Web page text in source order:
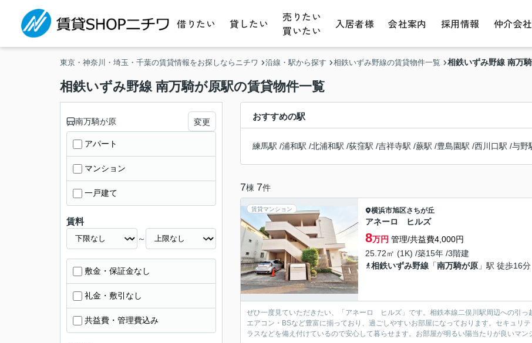
借りたい 貸したい
売りたい
買いたい
入居者様 会社案内 採用情報 仲介会
東京・神奈川・埼玉・千葉の賃貸情報をお探しならニチワ 沿線・駅から探す 相鉄いずみ野線の賃貸物件一覧 相鉄いずみ野線 南万
相鉄いずみ野線 南万騎が原駅の賃貸物件一覧
おすすめの駅
練馬駅 /浦和駅 /北浦和駅 /荻窪駅 /吉祥寺駅 /蕨駅 /豊島園駅 /西川口駅 /与野
7棟 7件
賃貸マンション 横浜市旭区さちが丘
アネーロ ヒルズ
8万円 管理/共益費4,000円
25.72㎡ (1K) /築15年 /3階建
相鉄いずみ野線 「南万騎が原 」駅 徒歩16分
ぜひ一度見ていただきたい、「アネーロ ヒルズ」です。相鉄本線二俣川駅周辺への引
エアコン・BSなど豊富に揃っており、過ごしやすいお部屋になっております。セキュリ
ラスなどを備え付けているので安心して暮らせます。お部屋が明るい陽当たりが良いマ
南万騎が原 変更
アパート
マンション
一戸建て
賃料
～
敷金・保証金なし
礼金・敷引なし
共益費・管理費込み